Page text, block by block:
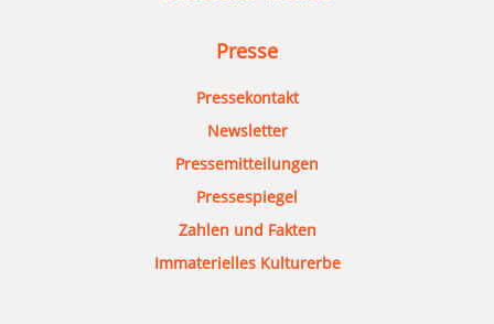
Presse
Pressekontakt
Newsletter
Pressemitteilungen
Pressespiegel
Zahlen und Fakten
Immaterielles Kulturerbe